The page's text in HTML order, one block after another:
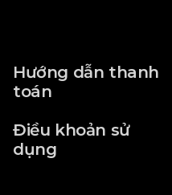
Hướng dẫn thanh
toán
Điều khoản sử
dụng